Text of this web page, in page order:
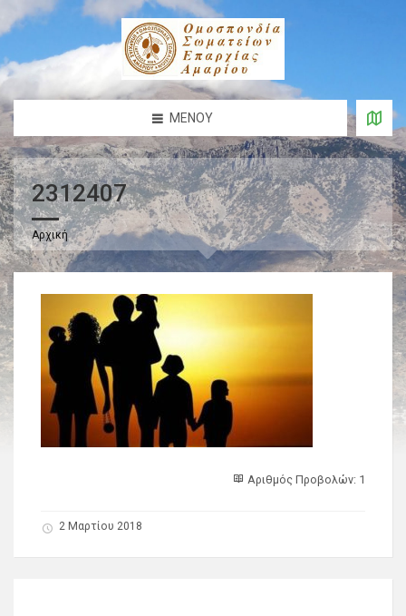
ΜΕΝΟΎ
2312407
Αρχική
Αριθμός Προβολών: 1
2 Μαρτίου 2018